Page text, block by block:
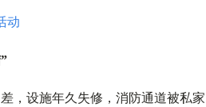
动
，设施年久失修，消防通道被私